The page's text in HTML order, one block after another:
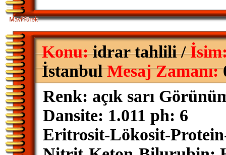
Konu:idrar tahlili /
İstanbulMesaj Zamanı:
Renk: açık sarı
Dansite: 1.011 ph: 6
Eritrosit-Lökosit-